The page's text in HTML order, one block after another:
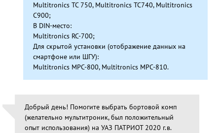
Multitronics TC 750, Multitronics TC740, Multitronics
С900;
В DIN-место:
Multitronics RC-700;
Для скрытой установки (отображение данных на
смартфоне или ШГУ):
Multitronics MPC-800, Multitronics MPC-810.
Добрый день! Помогите выбрать бортовой комп
(желательно мультитроник, был положительный
опыт использования) на УАЗ ПАТРИОТ 2020 г.в.